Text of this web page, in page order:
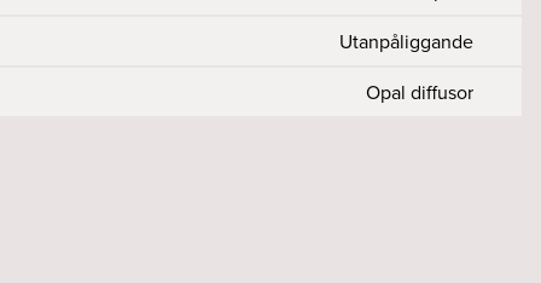
Utanpåliggande
Opal diffusor